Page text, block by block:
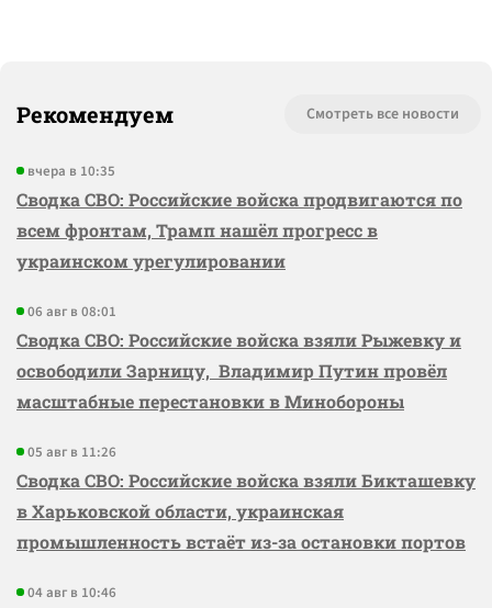
Рекомендуем Смотреть все новости
вчера в 10:35
Сводка СВО: Российские войска продвигаются по
всем фронтам, Трамп нашёл прогресс в
украинском урегулировании
06 авг в 08:01
Сводка СВО: Российские войска взяли Рыжевку и
освободили Зарницу, Владимир Путин провёл
масштабные перестановки в Минобороны
05 авг в 11:26
Сводка СВО: Российские войска взяли Бикташевку
в Харьковской области, украинская
промышленность встаёт из-за остановки портов
04 авг в 10:46